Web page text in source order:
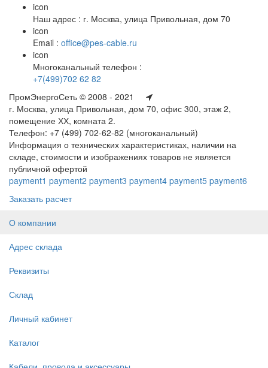
icon
Наш адрес : г. Москва, улица Привольная, дом 70
icon
Email : office@pes-cable.ru
icon
Многоканальный телефон :
+7(499)702 62 82
ПромЭнергоСеть © 2008 - 2021
г. Москва, улица Привольная, дом 70, офис 300, этаж 2,
помещение ХХ, комната 2.
Телефон: +7 (499) 702-62-82 (многоканальный)
Информация о технических характеристиках, наличии на
складе, стоимости и изображениях товаров не является
публичной офертой
payment1 payment2 payment3 payment4 payment5 payment6
Заказать расчет
О компании
Адрес склада
Реквизиты
Склад
Личный кабинет
Каталог